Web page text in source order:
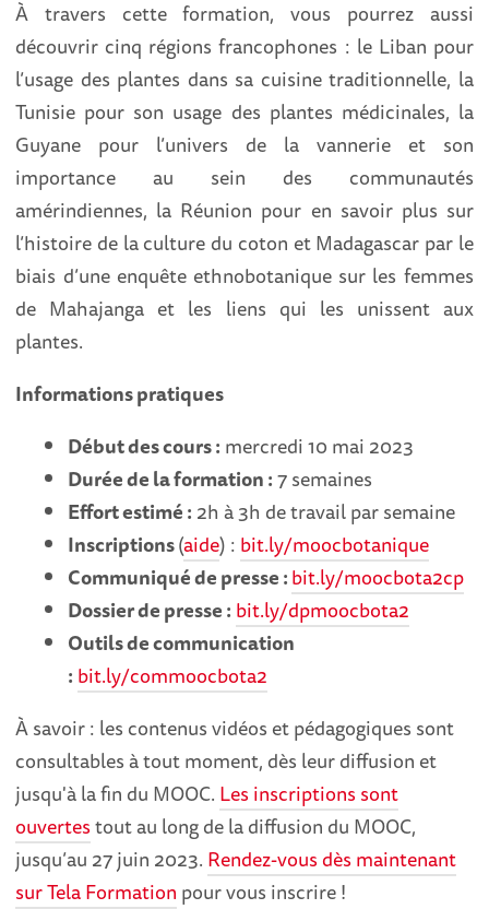
À travers cette formation, vous pourrez aussi
découvrir cinq régions francophones : le Liban pour
l’usage des plantes dans sa cuisine traditionnelle, la
Tunisie pour son usage des plantes médicinales, la
Guyane pour l’univers de la vannerie et son
importance au sein des communautés
amérindiennes, la Réunion pour en savoir plus sur
l’histoire de la culture du coton et Madagascar par le
biais d’une enquête ethnobotanique sur les femmes
de Mahajanga et les liens qui les unissent aux
plantes.
Informations pratiques
Début des cours : mercredi 10 mai 2023
Durée de la formation :7 semaines
Effort estimé : 2h à 3h de travail par semaine
Inscriptions(aide) : bit.ly/moocbotanique
Communiqué de presse :bit.ly/moocbota2cp
Dossier de presse : bit.ly/dpmoocbota2
Outils de communication
: bit.ly/commoocbota2
À savoir : les contenus vidéos et pédagogiques sont
consultables à tout moment, dès leur diffusion et
jusqu'à la fin du MOOC. Les inscriptions sont
ouvertestout au long de la diffusion du MOOC,
jusqu’au 27 juin 2023. Rendez-vous dès maintenant
sur Tela Formation pour vous inscrire !